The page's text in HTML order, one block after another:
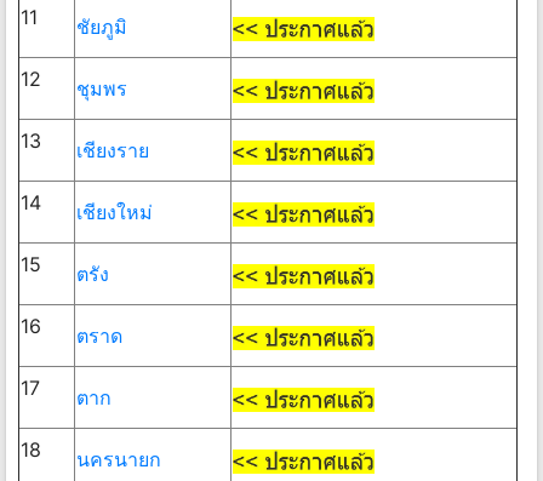
11 ชัยภูมิ
12 ชุมพร
13 เชียงราย
14 เชียงใหม่
15 ตรัง
16 ตราด
17 ตาก
18 นครนายก